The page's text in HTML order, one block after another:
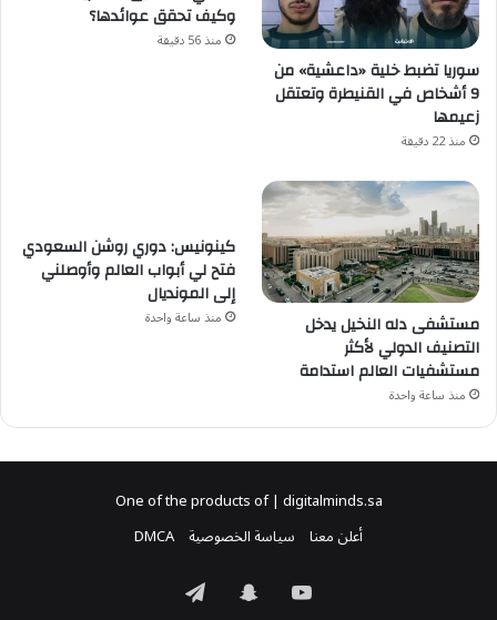
سوريا تضبط خلية «داعشية» من
9 أشخاص في القنيطرة وتعتقل
زعيمها
منذ 22 دقيقة
وكيف تحقق عوائدها؟
منذ 56 دقيقة
مستشفى دله النخيل يدخل
التصنيف الدولي لأكثر
مستشفيات العالم استدامة
منذ ساعة واحدة
كينونيس: دوري روشن السعودي
فتح لي أبواب العالم وأوصلني
إلى المونديال
منذ ساعة واحدة
One of the products of | digitalminds.sa
أعلن معنا سياسة الخصوصية DMCA
‫YouTubeسنابتيلقرام